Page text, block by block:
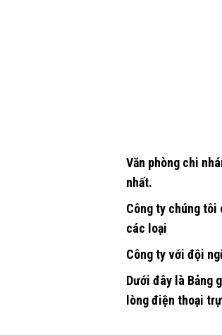
Văn phòng chi
nhất.
Công ty chúng tôi
các loại
Công ty với đội
Dưới đây là Bảng
lòng điện thoại